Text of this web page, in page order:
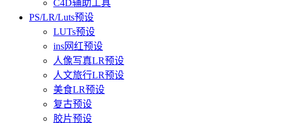
C4D辅助工具
PS/LR/Luts预设
LUTs预设
ins网红预设
人像写真LR预设
人文旅行LR预设
美食LR预设
复古预设
胶片预设